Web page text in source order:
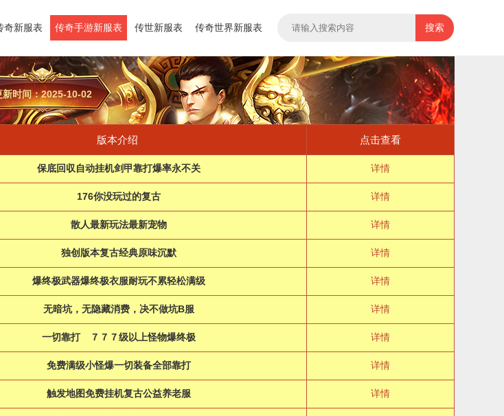
奇新服表 传奇手游新服表 传世新服表 传奇世界新服表 搜索
新时间：2025-10-02
版本介绍 点击查看
保底回収自动挂机剑甲靠打爆率永不关 详情
176你没玩过的复古 详情
散人最新玩法最新宠物 详情
独创版本复古经典原味沉默 详情
爆终极武器爆终极衣服耐玩不累轻松满级 详情
无暗坑，无隐藏消费，决不做坑B服 详情
一切靠打 ７７７级以上怪物爆终极 详情
免费满级小怪爆一切装备全部靠打 详情
触发地图免费挂机复古公益养老服 详情